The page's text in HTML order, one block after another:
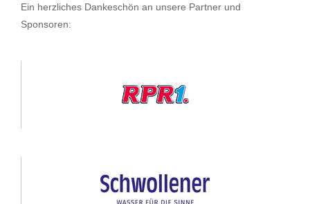
Ein herzliches Dankeschön an unsere Partner und
Sponsoren: